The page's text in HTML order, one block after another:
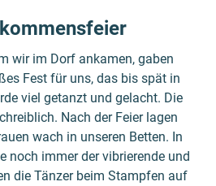
wir im Dorf ankamen, gaben
Fest für uns, das bis spät in
viel getanzt und gelacht. Die
Nach der Feier lagen
wach in unseren Betten. In
noch immer der vibrierende und
die Tänzer beim Stampfen auf